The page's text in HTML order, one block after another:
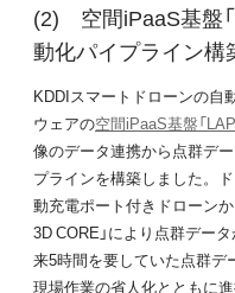
空間iPaaS基盤
動化パイプライン構
KDDIスマートドローンの自
ウェアの空間iPaaS基盤「
像のデータ連携から点群デ
プラインを構築しました。
動充電ポート付きドローンか
3D CORE」により点群デー
来5時間を要していた点群デ
現場作業の省人化とともに